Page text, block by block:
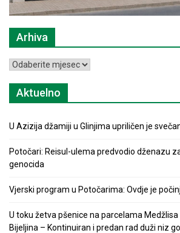
Arhiva
Arhiva
Aktuelno
U Azizija džamiji u Glinjima upriličen je
Potočari: Reisul-ulema predvodio dženazu
genocida
Vjerski program u Potočarima: Ovdje je
U toku žetva pšenice na parcelama
Bijeljina – Kontinuiran i predan rad duži niz